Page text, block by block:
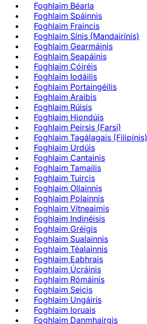
Foghlaim Béarla
Foghlaim Spáinnis
Foghlaim Fraincis
Foghlaim Sínis (Mandairínis)
Foghlaim Gearmáinis
Foghlaim Seapáinis
Foghlaim Cóiréis
Foghlaim Iodáilis
Foghlaim Portaingéilis
Foghlaim Araibis
Foghlaim Rúisis
Foghlaim Hiondúis
Foghlaim Peirsis (Farsi)
Foghlaim Tagálagais (Filipínis)
Foghlaim Urdúis
Foghlaim Cantainis
Foghlaim Tamailis
Foghlaim Tuircis
Foghlaim Ollainnis
Foghlaim Polainnis
Foghlaim Vítneaimis
Foghlaim Indinéisis
Foghlaim Gréigis
Foghlaim Sualainnis
Foghlaim Téalainnis
Foghlaim Eabhrais
Foghlaim Úcráinis
Foghlaim Rómáinis
Foghlaim Seicis
Foghlaim Ungáiris
Foghlaim Ioruais
Foghlaim Danmhairgis